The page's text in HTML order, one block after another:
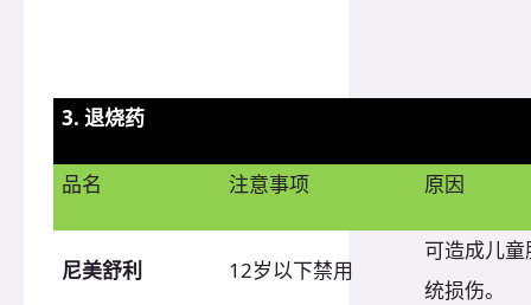
3. 退烧药
品名 注意事项 原因
尼美舒利 12岁以下禁用
可造成儿
统损伤。